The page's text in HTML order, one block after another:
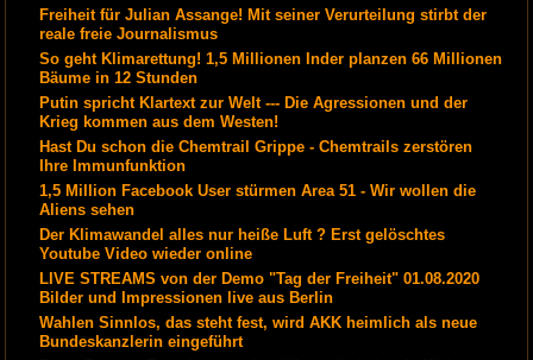
Freiheit für Julian Assange! Mit seiner Verurteilung stirbt der
reale freie Journalismus
So geht Klimarettung! 1,5 Millionen Inder planzen 66 Millionen
Bäume in 12 Stunden
Putin spricht Klartext zur Welt --- Die Agressionen und der
Krieg kommen aus dem Westen!
Hast Du schon die Chemtrail Grippe - Chemtrails zerstören
Ihre Immunfunktion
1,5 Million Facebook User stürmen Area 51 - Wir wollen die
Aliens sehen
Der Klimawandel alles nur heiße Luft ? Erst gelöschtes
Youtube Video wieder online
LIVE STREAMS von der Demo "Tag der Freiheit" 01.08.2020
Bilder und Impressionen live aus Berlin
Wahlen Sinnlos, das steht fest, wird AKK heimlich als neue
Bundeskanzlerin eingeführt